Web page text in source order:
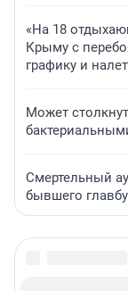
«На 18
Крыму с
графику и
Может
Смертельный
бывшего